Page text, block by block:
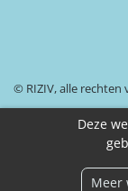
Deze
Meer
© RIZIV, alle
Beveiliging van uw